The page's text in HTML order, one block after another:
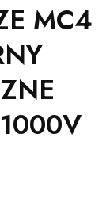
MC4